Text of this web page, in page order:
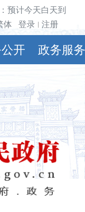
预计今天白天到夜
体 登录 注册
开 政务服务